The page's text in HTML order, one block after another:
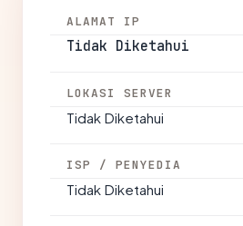
ALAMAT IP
Tidak Diketahui
LOKASI SERVER
Tidak Diketahui
ISP / PENYEDIA
Tidak Diketahui